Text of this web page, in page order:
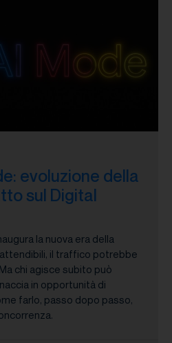
evoluzione della
sul Digital
la nuova era della
il traffico potrebbe
chi agisce subito può
in opportunità di
farlo, passo dopo passo,